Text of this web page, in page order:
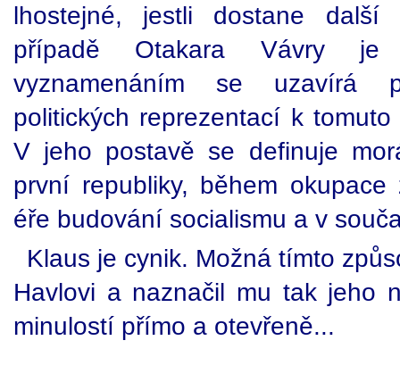
lhostejné, jestli dostane další
případě Otakara Vávry je
vyznamenáním se uzavírá
politických reprezentací k
V jeho postavě se definuje
první republiky, během
éře budování socialismu a v
Klaus je cynik. Možná tímto
Havlovi a naznačil mu tak jeho
minulostí přímo a otevřeně...